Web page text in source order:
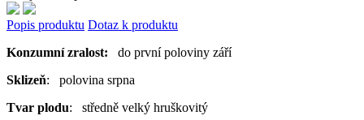
Popis produktu Dotaz k produktu
Konzumní zralost: do první poloviny září
Sklizeň: polovina srpna
Tvar plodu: středně velký hruškovitý